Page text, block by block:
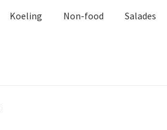
Koeling Non-food Salades